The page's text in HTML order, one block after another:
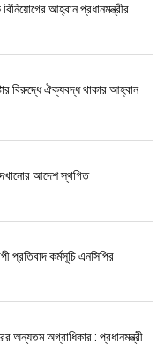
আহ্বান প্রধানমন্ত্রীর
বিরুদ্ধে ঐক্যবদ্ধ থাকার আহ্বান
দেখানোর আদেশ স্থগিত
প্রতিবাদ কর্মসূচি এনসিপির
অন্যতম অগ্রাধিকার : প্রধানমন্ত্রী